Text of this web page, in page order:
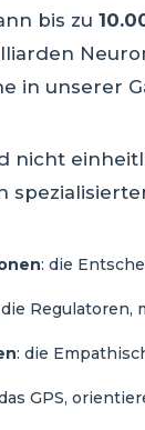
bis zu
in unserer
nicht
: die
die Regulatoren,
: die
GPS,